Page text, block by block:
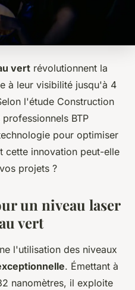
vert révolutionnent la
à leur visibilité jusqu'à 4
l'étude Construction
BTP
pour optimiser
cette innovation peut-elle
projets ?
un niveau laser
vert
l'utilisation des niveaux
. Émettant à
nanomètres, il exploite